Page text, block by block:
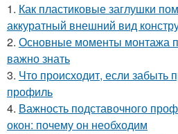
1. Как пластиковые заглушки
аккуратный внешний вид
2. Основные моменты монтажа
важно знать
3. Что происходит, если забыть
профиль
4. Важность подставочного
окон: почему он необходим